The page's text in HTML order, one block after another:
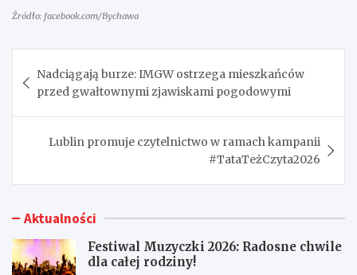
Źródło: facebook.com/Bychawa
wpisu
Nadciągają burze: IMGW ostrzega mieszkańców
przed gwałtownymi zjawiskami pogodowymi
Lublin promuje czytelnictwo w ramach kampanii
#TataTeżCzyta2026
Aktualności
Festiwal Muzyczki 2026: Radosne chwile
dla całej rodziny!